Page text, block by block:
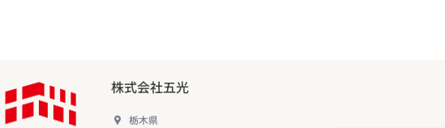
株式会社五光
栃木県